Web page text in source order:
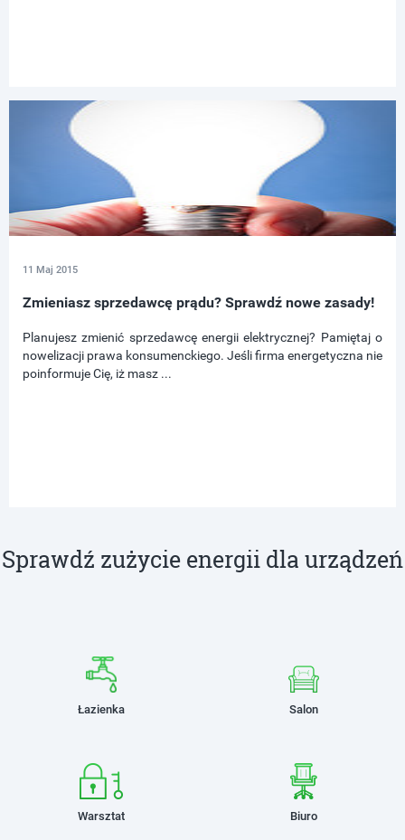
11 Maj 2015
Zmieniasz sprzedawcę prądu? Sprawdź nowe zasady!
Planujesz zmienić sprzedawcę energii elektrycznej? Pamiętaj o
nowelizacji prawa konsumenckiego. Jeśli firma energetyczna nie
poinformuje Cię, iż masz ...
Sprawdź zużycie energii dla urządzeń
Łazienka Salon
Warsztat Biuro